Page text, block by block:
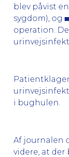
blev påvist
sygdom), og
operation.
i bughulen.
Af journalen
videre, at